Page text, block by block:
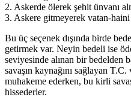
2. Askerde ölerek şehit ünvanı
3. Askere gitmeyerek vatan-
Bu üç seçenek dışında birde
getirmek var. Neyin bedeli ise
seviyesinde alınan bir bedelden
savaşın kaynağını sağlayan T.C.
muhakeme ederken, bu kirli
hissederler.